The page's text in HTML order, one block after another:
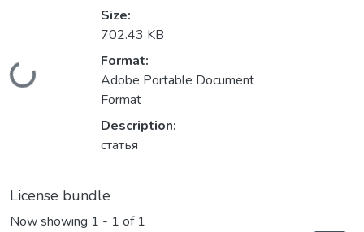
Loading...
Size:
702.43 KB
Format:
Adobe Portable Document
Format
Description:
статья
License bundle
Now showing 1 - 1 of 1